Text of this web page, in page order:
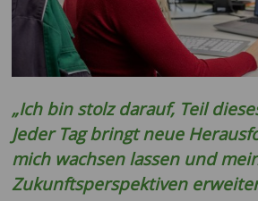
„Ich bin stolz darauf, Teil
Jeder Tag bringt neue
mich wachsen lassen und
Zukunftsperspektiven